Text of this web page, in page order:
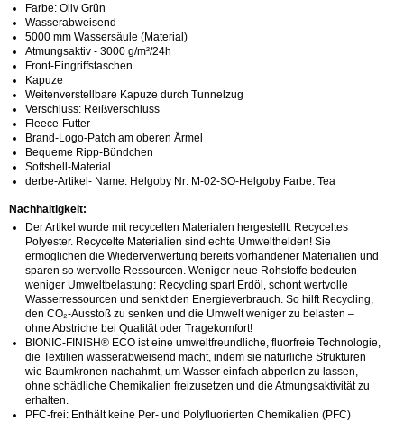
Farbe: Oliv Grün
Wasserabweisend
5000 mm Wassersäule (Material)
Atmungsaktiv - 3000 g/m²/24h
Front-Eingriffstaschen
Kapuze
Weitenverstellbare Kapuze durch Tunnelzug
Verschluss: Reißverschluss
Fleece-Futter
Brand-Logo-Patch am oberen Ärmel
Bequeme Ripp-Bündchen
Softshell-Material
derbe-Artikel- Name: Helgoby Nr: M-02-SO-Helgoby Farbe: Tea
Nachhaltigkeit:
Der Artikel wurde mit recycelten Materialen hergestellt: Recyceltes
Polyester. Recycelte Materialien sind echte Umwelthelden! Sie
ermöglichen die Wiederverwertung bereits vorhandener Materialien und
sparen so wertvolle Ressourcen. Weniger neue Rohstoffe bedeuten
weniger Umweltbelastung: Recycling spart Erdöl, schont wertvolle
Wasserressourcen und senkt den Energieverbrauch. So hilft Recycling,
den CO₂-Ausstoß zu senken und die Umwelt weniger zu belasten –
ohne Abstriche bei Qualität oder Tragekomfort!
BIONIC-FINISH® ECO ist eine umweltfreundliche, fluorfreie Technologie,
die Textilien wasserabweisend macht, indem sie natürliche Strukturen
wie Baumkronen nachahmt, um Wasser einfach abperlen zu lassen,
ohne schädliche Chemikalien freizusetzen und die Atmungsaktivität zu
erhalten.
PFC-frei: Enthält keine Per- und Polyfluorierten Chemikalien (PFC)